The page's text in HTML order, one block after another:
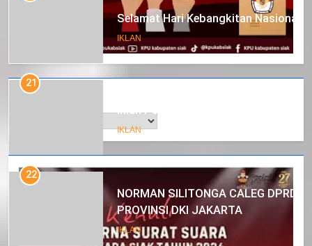
Selamat Hari Kebangkitan Nasional
IKLAN
21
Iklan Pemerintah Kabupaten Siak
IKLAN
22
NORMAN SILITONGA CALEG DPRD
PROVINSI DKI JAKARTA
IKLAN